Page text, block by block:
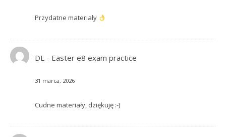
Przydatne materiały
DL - Easter e8 exam practice
31 marca, 2026
Cudne materiały, dziękuję :-)